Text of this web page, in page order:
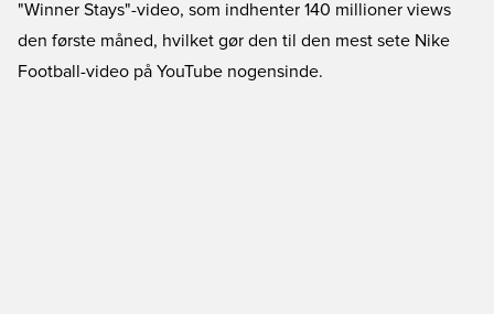
"Winner Stays"-video, som indhenter 140 millioner views
den første måned, hvilket gør den til den mest sete Nike
Football-video på YouTube nogensinde.